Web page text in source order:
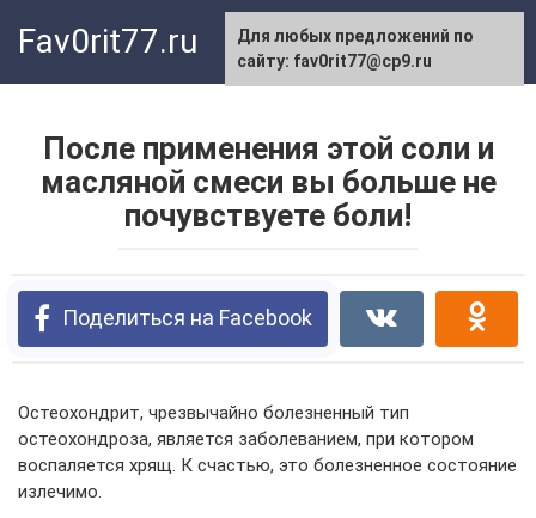
Fav0rit77.ru
После применения этой соли и
масляной смеси вы больше не
почувствуете боли!
Поделиться на Facebook
Остеохондрит, чрезвычайно болезненный тип
остеохондроза, является заболеванием, при котором
воспаляется хрящ. К счастью, это болезненное состояние
излечимо.
Для любых предложений по
сайту: fav0rit77@cp9.ru